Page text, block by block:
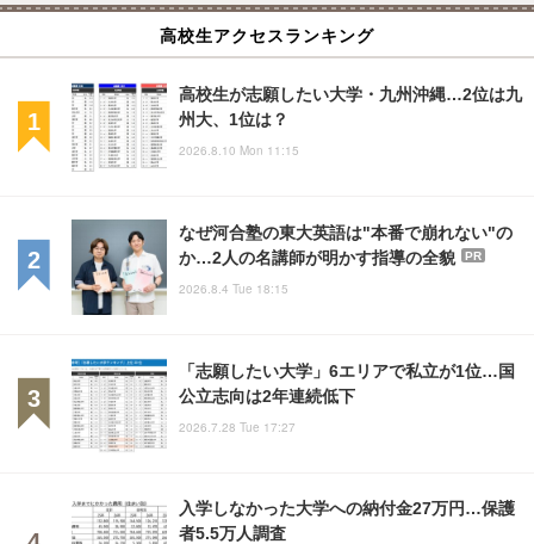
高校生アクセスランキング
高校生が志願したい大学・九州沖縄…2位は九
州大、1位は？
2026.8.10 Mon 11:15
なぜ河合塾の東大英語は"本番で崩れない"の
か…2人の名講師が明かす指導の全貌
PR
2026.8.4 Tue 18:15
「志願したい大学」6エリアで私立が1位…国
公立志向は2年連続低下
2026.7.28 Tue 17:27
入学しなかった大学への納付金27万円…保護
者5.5万人調査